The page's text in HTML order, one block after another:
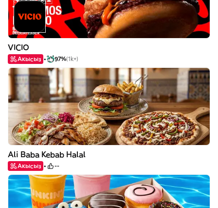
VICIO
Акысыз 97%(1k+)
Ali Baba Kebab Halal
Акысыз --